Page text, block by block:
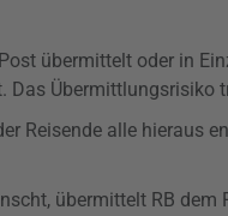
übermittelt oder in
Das Übermittlungsrisiko
Reisende alle hieraus
übermittelt RB